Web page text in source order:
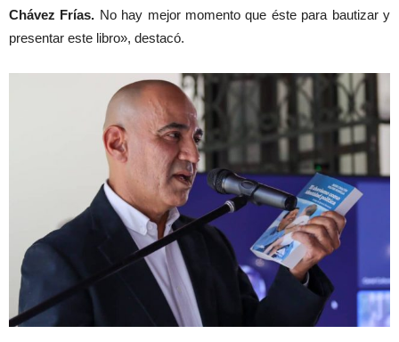
Chávez Frías. No hay mejor momento que éste para bautizar y
presentar este libro», destacó.